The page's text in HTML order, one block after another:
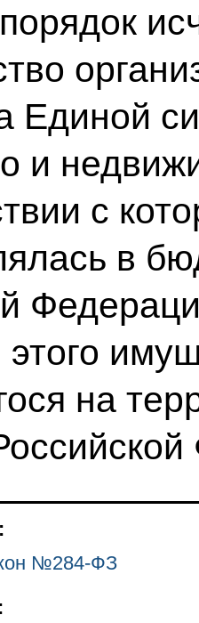
Единой
и
с
в
этого
на
№284-ФЗ